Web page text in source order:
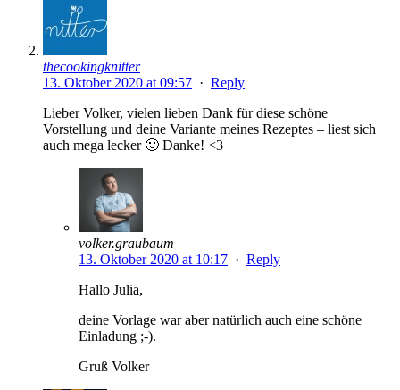
thecookingknitter
13. Oktober 2020 at 09:57 · Reply
Lieber Volker, vielen lieben Dank für diese schöne
Vorstellung und deine Variante meines Rezeptes – liest sich
auch mega lecker 🙂 Danke! <3
volker.graubaum
13. Oktober 2020 at 10:17 · Reply
Hallo Julia,
deine Vorlage war aber natürlich auch eine schöne
Einladung ;-).
Gruß Volker